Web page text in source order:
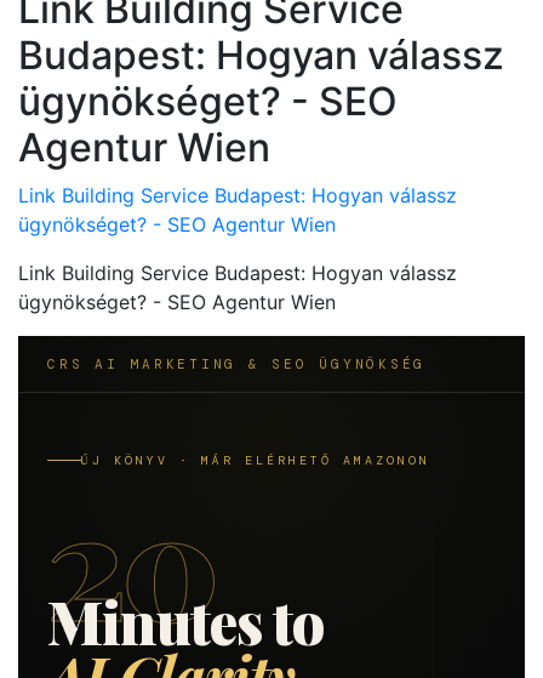
Budapest: Hogyan válassz
ügynökséget? - SEO
Agentur Wien
Link Building Service Budapest: Hogyan válassz
ügynökséget? - SEO Agentur Wien
Link Building Service Budapest: Hogyan válassz
ügynökséget? - SEO Agentur Wien